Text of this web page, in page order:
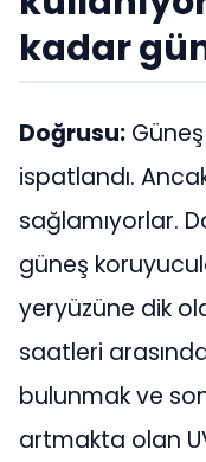
kadar
Doğrusu:
ispatlandı.
sağlamıyorlar.
güneş
yeryüzüne dik
saatleri
bulunmak ve
artmakta olan